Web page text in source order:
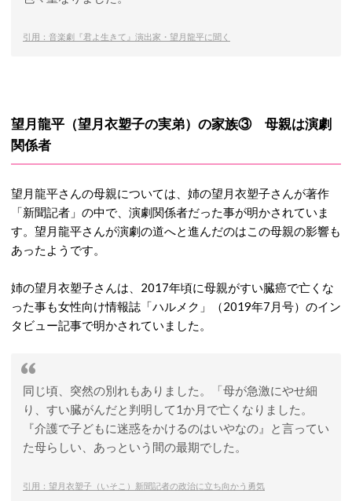
引用：音楽劇『君よ生きて』演出家・望月龍平に聞く
望月龍平（望月衣塑子の実弟）の家族③ 母親は演劇
関係者
望月龍平さんの母親については、姉の望月衣塑子さんが著作
「新聞記者」の中で、演劇関係者だった事が明かされていま
す。望月龍平さんが演劇の道へと進んだのはこの母親の影響も
あったようです。
姉の望月衣塑子さんは、2017年頃に母親がすい臓癌で亡くな
った事も女性向け情報誌「ハルメク」（2019年7月号）のイン
タビュー記事で明かされていました。
同じ頃、突然の別れもありました。「母が急激にやせ細
り、すい臓がんだと判明して1か月で亡くなりました。
『介護で子どもに迷惑をかけるのはいやなの』と言ってい
た母らしい、あっという間の最期でした。
引用：望月衣塑子（いそこ）新聞記者の政治に立ち向かう勇気